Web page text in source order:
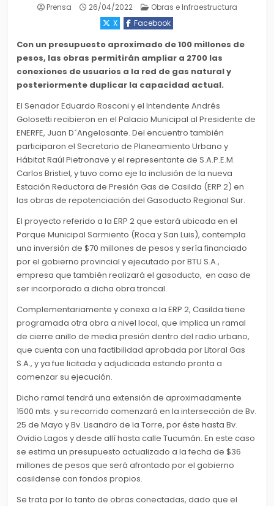
Prensa 26/04/2022 Posted
Obras e Infraestructura
X
Facebook
Con un presupuesto aproximado de 100 millones de
pesos, las obras permitirán ampliar a 2700 las
conexiones de usuarios a la red de gas natural y
posteriormente duplicar la capacidad actual.
El Senador Eduardo Rosconi y el Intendente Andrés
Golosetti recibieron en el Palacio Municipal al Presidente de
ENERFE, Juan D´Angelosante. Del encuentro también
participaron el Secretario de Planeamiento Urbano y
Hábitat Raúl Pietronave y el representante de S.A.P.E.M.
Carlos Bristiel, y tuvo como eje la inclusión de la nueva
Estación Reductora de Presión Gas de Casilda (ERP 2) en
las obras de repotenciación del Gasoducto Regional Sur.
El proyecto referido a la ERP 2 que estará ubicada en el
Parque Municipal Sarmiento (Roca y San Luis), contempla
una inversión de $70 millones de pesos y sería financiado
por el gobierno provincial y ejecutado por BTU S.A.,
empresa que también realizará el gasoducto, en caso de
ser incorporado a dicha obra troncal.
Complementariamente y conexa a la ERP 2, Casilda tiene
programada otra obra a nivel local, que implica un ramal
de cierre anillo de media presión dentro del radio urbano,
que cuenta con una factibilidad aprobada por Litoral Gas
S.A., y ya fue licitada y adjudicada estando pronta a
comenzar su ejecución.
Dicho ramal tendrá una extensión de aproximadamente
1500 mts. y su recorrido comenzará en la intersección de Bv.
25 de Mayo y Bv. Lisandro de la Torre, por éste hasta Bv.
Ovidio Lagos y desde allí hasta calle Tucumán. En este caso
se estima un presupuesto actualizado a la fecha de $36
millones de pesos que será afrontado por el gobierno
casildense con fondos propios.
Se trata por lo tanto de obras conectadas, dado que el